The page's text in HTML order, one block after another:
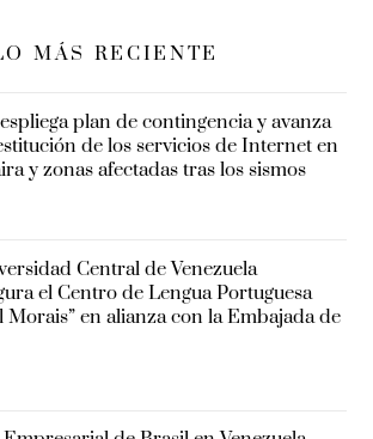
MÁS RECIENTE
plan de contingencia y avanza
de los servicios de Internet en
y zonas afectadas tras los sismos
Central de Venezuela
el Centro de Lengua Portuguesa
Morais” en alianza con la Embajada de